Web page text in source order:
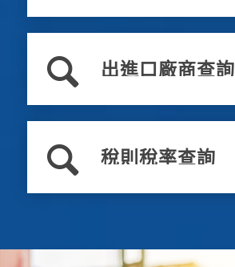
出進口廠商查詢
稅則稅率查詢